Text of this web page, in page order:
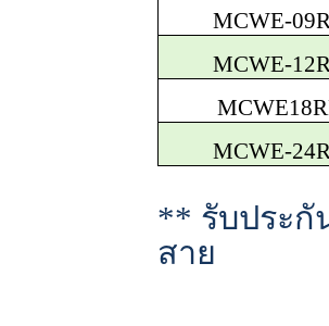
MCWE-
MCWE-
MCWE-24
** รับประกั
สาย